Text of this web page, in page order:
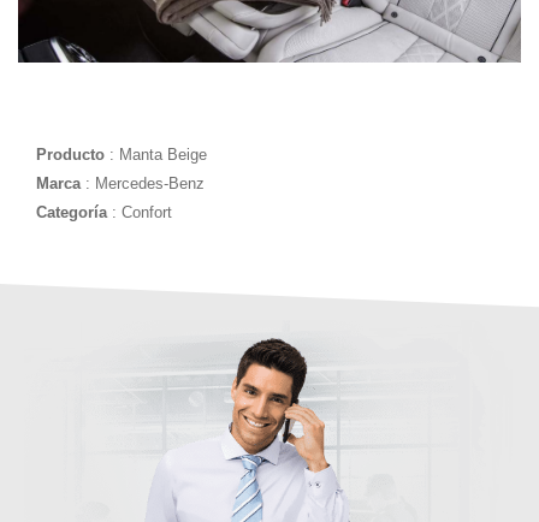
Producto : Manta Beige
Marca : Mercedes-Benz
Categoría : Confort